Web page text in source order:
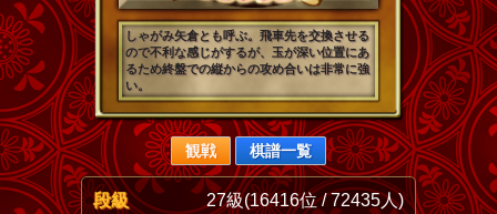
しゃがみ矢倉とも呼ぶ。飛車先を交換させる
ので不利な感じがするが、玉が深い位置にあ
るため終盤での縦からの攻め合いは非常に強
い。
観戦 棋譜一覧
段級
27級(16416位 / 72435人)